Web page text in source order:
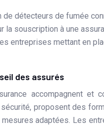
de détecteurs de fumée
la souscription à une
entreprises mettant en
des assurés
accompagnent
proposent des
adaptées. Les